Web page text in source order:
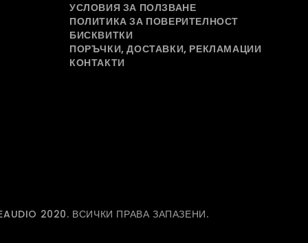
УСЛОВИЯ ЗА ПОЛЗВАНЕ
ПОЛИТИКА ЗА ПОВЕРИТЕЛНОСТ
БИСКВИТКИ
ПОРЪЧКИ, ДОСТАВКИ, РЕКЛАМАЦИИ
КОНТАКТИ
2020. ВСИЧКИ ПРАВА ЗАПАЗЕНИ.